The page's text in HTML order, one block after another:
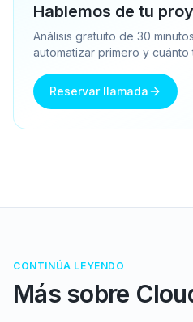
Hablemos de tu
Análisis gratuito de 30
automatizar primero y cuánto
Reservar llamada
CONTINÚA LEYENDO
Más sobre